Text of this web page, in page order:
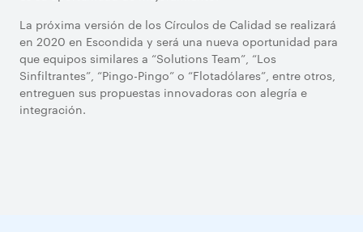
La próxima versión de los Círculos de Calidad se realizará
en 2020 en Escondida y será una nueva oportunidad para
que equipos similares a “Solutions Team”, “Los
Sinfiltrantes”, “Pingo-Pingo” o “Flotadólares”, entre otros,
entreguen sus propuestas innovadoras con alegría e
integración.